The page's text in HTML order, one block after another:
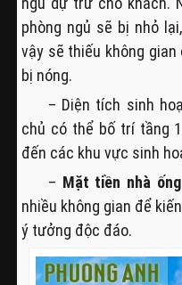
phòng ngủ sẽ bị nhỏ
vậy sẽ thiếu không
bị nóng.
– Diện tích sinh
chủ có thể bố trí tầng
đến các khu vực sinh
– Mặt tiền nhà
nhiều không gian để
ý tưởng độc đáo.